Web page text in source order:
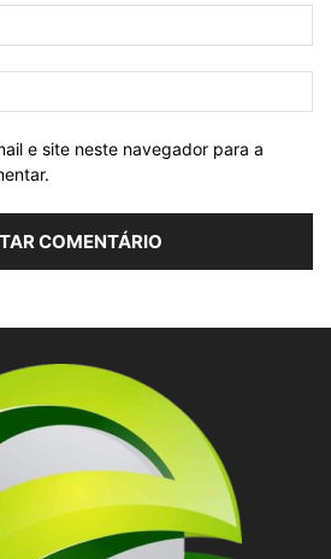
e site neste navegador para a